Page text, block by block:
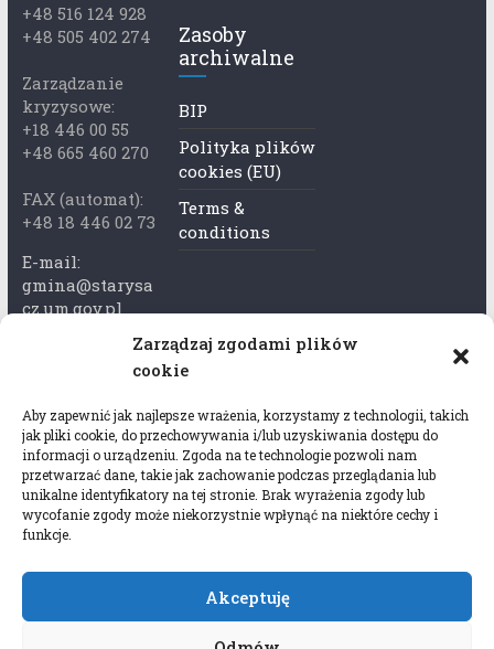
Zarządzaj zgodami plików
cookie
Aby zapewnić jak najlepsze wrażenia, korzystamy z technologii, takich
jak pliki cookie, do przechowywania i/lub uzyskiwania dostępu do
informacji o urządzeniu. Zgoda na te technologie pozwoli nam
przetwarzać dane, takie jak zachowanie podczas przeglądania lub
unikalne identyfikatory na tej stronie. Brak wyrażenia zgody lub
wycofanie zgody może niekorzystnie wpłynąć na niektóre cechy i
funkcje.
Akceptuję
+48 516 124 928
+48 505 402 274
Zarządzanie
kryzysowe:
+18 446 00 55
+48 665 460 270
FAX (automat):
+48 18 446 02 73
E-mail:
gmina@starysa
cz.um.gov.pl
Adres skrzynki
rytka
Adres do e-
Doręczeń:
AEL-97528-
78647-USWGJ-
Zasoby
archiwalne
BIP
Polityka plików
cookies (EU)
Terms &
conditions